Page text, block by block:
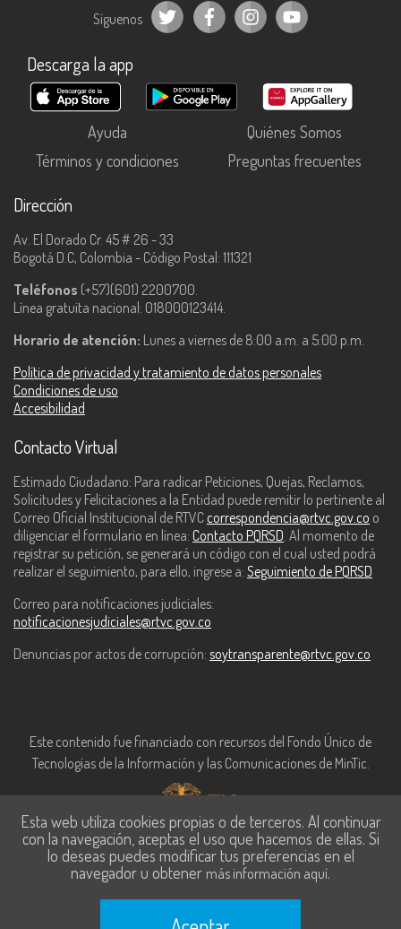
Síguenos
Descarga la app
Ayuda
Quiénes Somos
Términos y condiciones
Preguntas frecuentes
Dirección
Av. El Dorado Cr. 45 # 26 - 33
Bogotá D.C, Colombia - Código Postal: 111321
Teléfonos (+57)(601) 2200700.
Línea gratuita nacional: 018000123414.
Horario de atención: Lunes a viernes de 8:00 a.m. a 5:00 p.m.
Política de privacidad y tratamiento de datos personales
Condiciones de uso
Accesibilidad
Contacto Virtual
Estimado Ciudadano: Para radicar Peticiones, Quejas, Reclamos,
Solicitudes y Felicitaciones a la Entidad puede remitir lo pertinente al
Correo Oficial Institucional de RTVC correspondencia@rtvc.gov.co o
diligenciar el formulario en línea: Contacto PQRSD. Al momento de
registrar su petición, se generará un código con el cual usted podrá
realizar el seguimiento, para ello, ingrese a: Seguimiento de PQRSD
Correo para notificaciones judiciales:
notificacionesjudiciales@rtvc.gov.co
Denuncias por actos de corrupción: soytransparente@rtvc.gov.co
Este contenido fue financiado con recursos del Fondo Único de
Tecnologías de la Información y las Comunicaciones de MinTic.
Esta web utiliza cookies propias o de terceros. Al continuar
con la navegación, aceptas el uso que hacemos de ellas. Si
lo deseas puedes modificar tus preferencias en el
navegador u obtener más información aquí.